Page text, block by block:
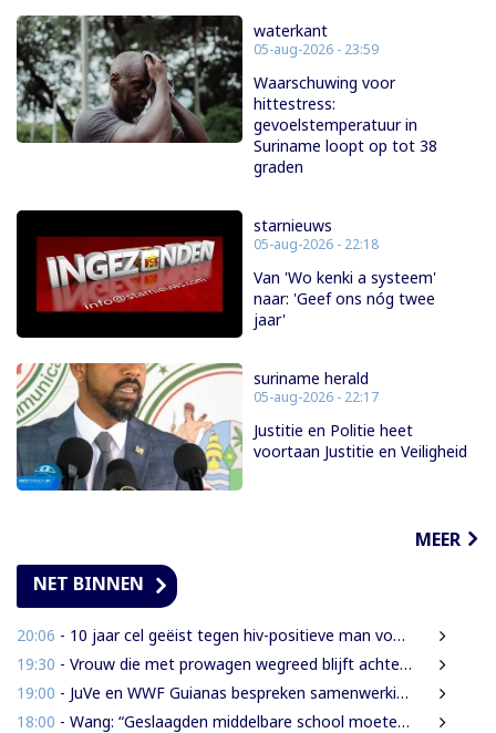
waterkant
05-aug-2026 - 23:59
Waarschuwing voor
hittestress:
gevoelstemperatuur in
Suriname loopt op tot 38
graden
starnieuws
05-aug-2026 - 22:18
Van 'Wo kenki a systeem'
naar: 'Geef ons nóg twee
jaar'
suriname herald
05-aug-2026 - 22:17
Justitie en Politie heet
voortaan Justitie en Veiligheid
MEER
NET BINNEN
20:06 - 10 jaar cel geëist tegen hiv-positieve man voor vrijheidsberoving, mishandeling en verkrachting van sekswerkster
19:30 - Vrouw die met prowagen wegreed blijft achter tralies
19:00 - JuVe en WWF Guianas bespreken samenwerking rond natuurbescherming
18:00 - Wang: “Geslaagden middelbare school moeten 450 SRD betalen om diploma te ontvangen”